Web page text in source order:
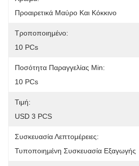
Προαιρετικά Μαύρο Και Κόκκινο
Τροποποιημένο:
10 PCs
Ποσότητα Παραγγελίας Min:
10 PCs
Τιμή:
USD 3 PCS
Συσκευασία Λεπτομέρειες:
Τυποποιημένη Συσκευασία Εξαγωγής